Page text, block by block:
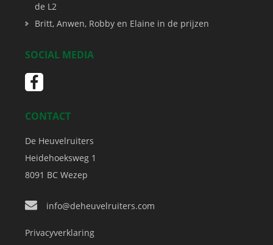
de L2
Britt, Anwen, Robby en Elaine in de prijzen
SOCIAL MEDIA
CONTACT
De Heuvelruiters
Heidehoeksweg 1
8091 BC Wezep
info@deheuvelruiters.com
Privacyverklaring